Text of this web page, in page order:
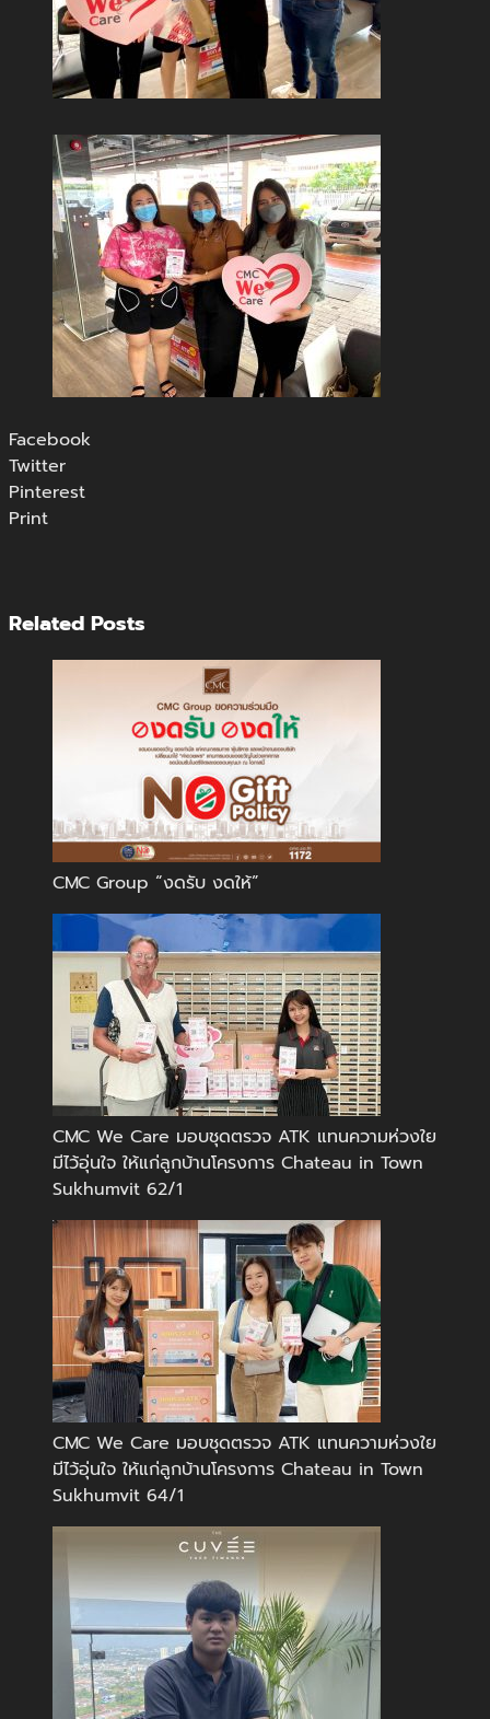
Facebook
Twitter
Pinterest
Print
Related Posts
CMC Group “งดรับ งดให้”
CMC We Care มอบชุดตรวจ ATK แทนความห่วงใย
มีไว้อุ่นใจ ให้แก่ลูกบ้านโครงการ Chateau in Town
Sukhumvit 62/1
CMC We Care มอบชุดตรวจ ATK แทนความห่วงใย
มีไว้อุ่นใจ ให้แก่ลูกบ้านโครงการ Chateau in Town
Sukhumvit 64/1